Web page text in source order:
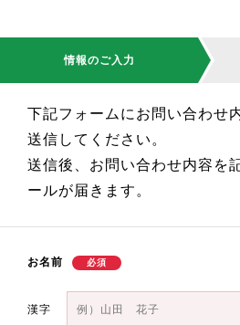
情報のご入力
下記フォームにお問い合わせ
送信してください。
送信後、お問い合わせ内容を
ールが届きます。
お名前
漢字